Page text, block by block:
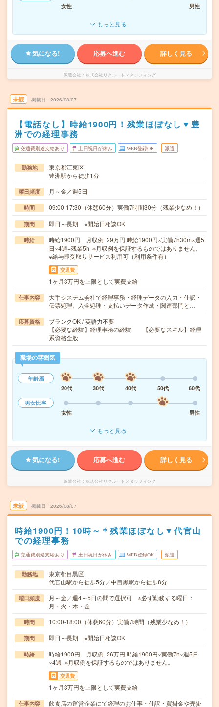
女性 男性
もっと見る
気になる! 応募へ進む 詳しく見る
派遣会社 株式会社リクルートスタッフィング
未読 掲載日 2026/08/07
【電話なし】時給1900円！残業ほぼなし▼豊
洲での経理事務
交通費別途支給あり 土日祝日が休み WEB登録OK 派遣
勤務地
東京都江東区
豊洲駅から徒歩1分
曜日頻度 月～金／週5日
時間 09:00-17:30（休憩60分）実働7時間30分（残業少なめ！）
期間 即日～長期 ※開始日相談OK
時給
時給1900円 月収例 29万円 時給1900円×実働7h30m×週5
日×4週+残業5h ※月収例を保証するものではありません。
※給与即受取りサービス利用可（利用条件有）
交通費
1ヶ月3万円を上限として実費支給
仕事内容
大手システム会社で経理事務・経理データの入力・仕訳・
伝票処理、入金処理・支払いデータ作成・関連部門と…
応募資格
ブランクOK / 英語力不要
【必要な経験】経理事務の経験 【必要なスキル】経理
系資格全般
職場の雰囲気
年齢層
20代
30代 40代 50代
60代
男女比率
女性
男性
もっと見る
気になる! 応募へ進む 詳しく見る
派遣会社 株式会社リクルートスタッフィング
未読 掲載日 2026/08/07
時給1900円！10時～＊残業ほぼなし▼代官山
での経理事務
交通費別途支給あり 土日祝日が休み WEB登録OK 派遣
勤務地
東京都目黒区
代官山駅から徒歩5分／中目黒駅から徒歩8分
曜日頻度
月～金／週4～5日の間で選択可 ※必ず勤務する曜日：
月・火・木・金
時間 10:00-18:00（休憩60分）実働7時間（残業少なめ！）
期間 即日～長期 ※開始日相談OK
時給
時給1900円 月収例 26万円 時給1900円×実働7h×週5日
×4週 ※月収例を保証するものではありません。
交通費
1ヶ月3万円を上限として実費支給
仕事内容
飲食店の運営企業にて経理のお仕事・仕訳・買掛金や売掛